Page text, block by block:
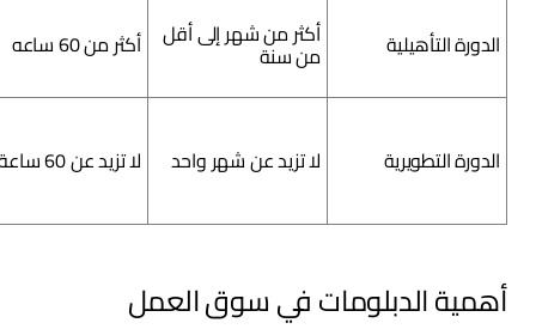
الدورة التأهيلية أكثر من شهر إلى أقل
من سنة أكثر من 60 ساعه
الدورة التطويرية لا تزيد عن شهر واحد لا تزيد عن 60 ساعة
أهمية الدبلومات في سوق العمل